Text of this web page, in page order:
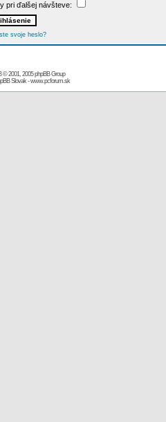
pri ďalšej návšteve:
svoje heslo?
© 2001, 2005 phpBB Group
Slovak-www.pcforum.sk